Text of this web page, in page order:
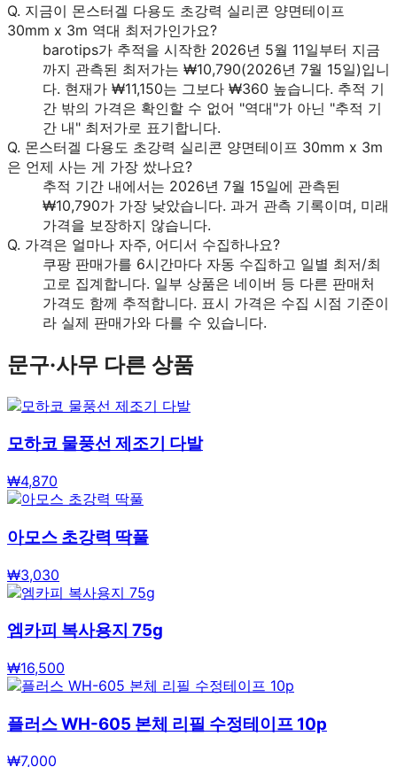
Q. 지금이 몬스터겔 다용도 초강력 실리콘 양면테이프
30mm x 3m 역대 최저가인가요?
barotips가 추적을 시작한 2026년 5월 11일부터 지금
까지 관측된 최저가는 ₩10,790(2026년 7월 15일)입니
다. 현재가 ₩11,150는 그보다 ₩360 높습니다. 추적 기
간 밖의 가격은 확인할 수 없어 "역대"가 아닌 "추적 기
간 내" 최저가로 표기합니다.
Q. 몬스터겔 다용도 초강력 실리콘 양면테이프 30mm x 3m
은 언제 사는 게 가장 쌌나요?
추적 기간 내에서는 2026년 7월 15일에 관측된
₩10,790가 가장 낮았습니다. 과거 관측 기록이며, 미래
가격을 보장하지 않습니다.
Q. 가격은 얼마나 자주, 어디서 수집하나요?
쿠팡 판매가를 6시간마다 자동 수집하고 일별 최저/최
고로 집계합니다. 일부 상품은 네이버 등 다른 판매처
가격도 함께 추적합니다. 표시 가격은 수집 시점 기준이
라 실제 판매가와 다를 수 있습니다.
문구·사무 다른 상품
모하코 물풍선 제조기 다발
₩4,870
아모스 초강력 딱풀
₩3,030
엠카피 복사용지 75g
₩16,500
플러스 WH-605 본체 리필 수정테이프 10p
₩7,000